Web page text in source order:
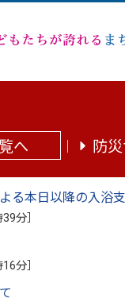
へ 防
る本日以降の入浴
39分
16分